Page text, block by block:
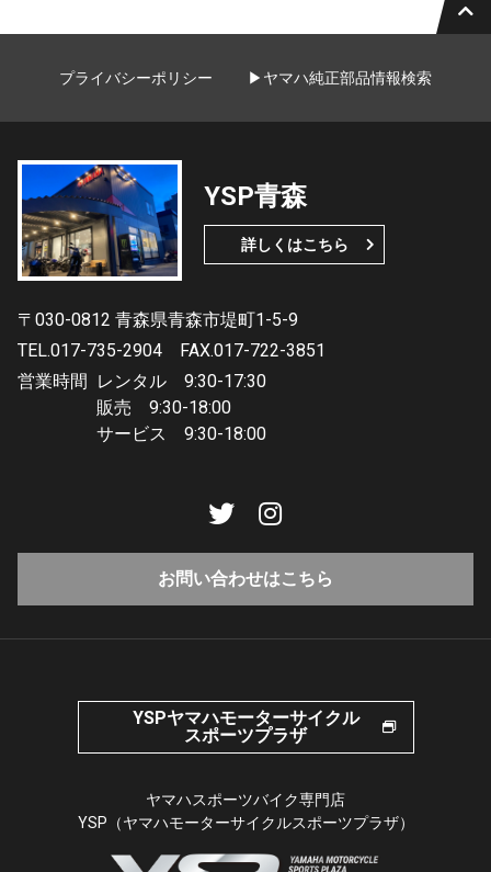
プライバシーポリシー ▶ヤマハ純正部品情報検索
YSP青森
詳しくはこちら
〒030-0812 青森県青森市堤町1-5-9
TEL.017-735-2904
FAX.017-722-3851
営業時間 レンタル 9:30-17:30
販売 9:30-18:00
サービス 9:30-18:00
お問い合わせはこちら
YSPヤマハモーターサイクル
スポーツプラザ
ヤマハスポーツバイク専門店
YSP（ヤマハモーターサイクルスポーツプラザ）